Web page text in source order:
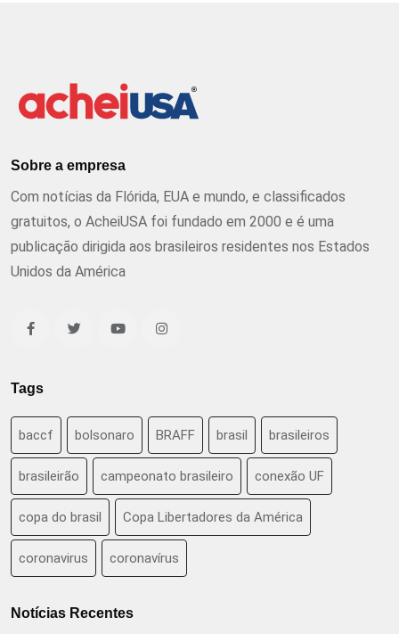
Sobre a empresa
Com notícias da Flórida, EUA e mundo, e classificados
gratuitos, o AcheiUSA foi fundado em 2000 e é uma
publicação dirigida aos brasileiros residentes nos Estados
Unidos da América
Tags
baccf bolsonaro BRAFF brasil brasileiros
brasileirão campeonato brasileiro conexão UF
copa do brasil Copa Libertadores da América
coronavirus coronavírus
Notícias Recentes